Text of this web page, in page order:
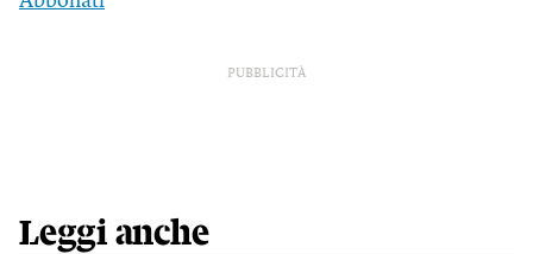
PUBBLICITÀ
Leggi anche